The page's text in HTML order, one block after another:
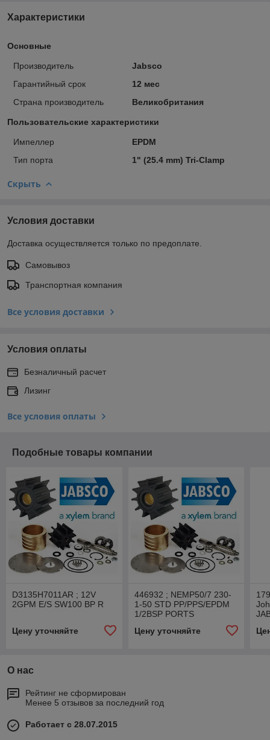
Характеристики
Основные
Производитель
Jabsco
Гарантийный срок
12 мес
Страна производитель
Великобритания
Пользовательские характеристики
Импеллер
EPDM
Тип порта
1" (25.4 mm) Tri-Clamp
Скрыть
Условия доставки
Доставка осуществляется только по предоплате.
Самовывоз
Транспортная компания
Все условия доставки
Условия оплаты
Безналичный расчет
Лизинг
Все условия оплаты
Подобные товары компании
D3135H7011AR ; 12V
2GPM E/S SW100 BP R
Цену уточняйте
446932 ; NEMP50/7 230-
1-50 STD PP/PPS/EPDM
1/2BSP PORTS
Цену уточняйте
О нас
Рейтинг не сформирован
Менее 5 отзывов за последний год
Работает с 28.07.2015